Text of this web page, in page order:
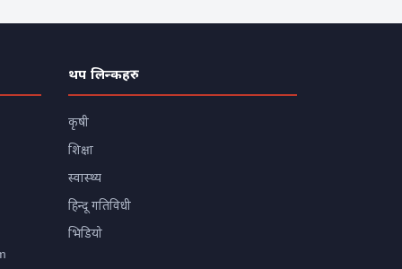
थप लिन्कहरु
कृषी
शिक्षा
स्वास्थ्य
हिन्दू गतिविधी
भिडियो